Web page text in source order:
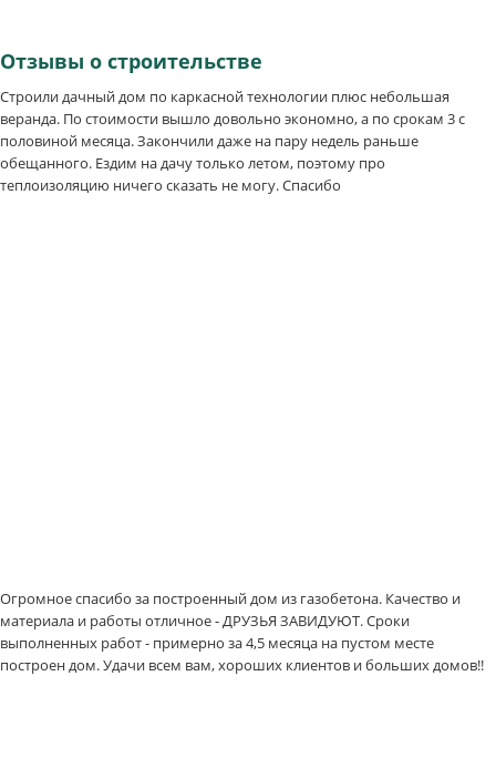
Отзывы о строительстве
Строили дачный дом по каркасной технологии плюс небольшая
веранда. По стоимости вышло довольно экономно, а по срокам 3 с
половиной месяца. Закончили даже на пару недель раньше
обещанного. Ездим на дачу только летом, поэтому про
теплоизоляцию ничего сказать не могу. Спасибо
Огромное спасибо за построенный дом из газобетона. Качество и
материала и работы отличное - ДРУЗЬЯ ЗАВИДУЮТ. Сроки
выполненных работ - примерно за 4,5 месяца на пустом месте
построен дом. Удачи всем вам, хороших клиентов и больших домов!!